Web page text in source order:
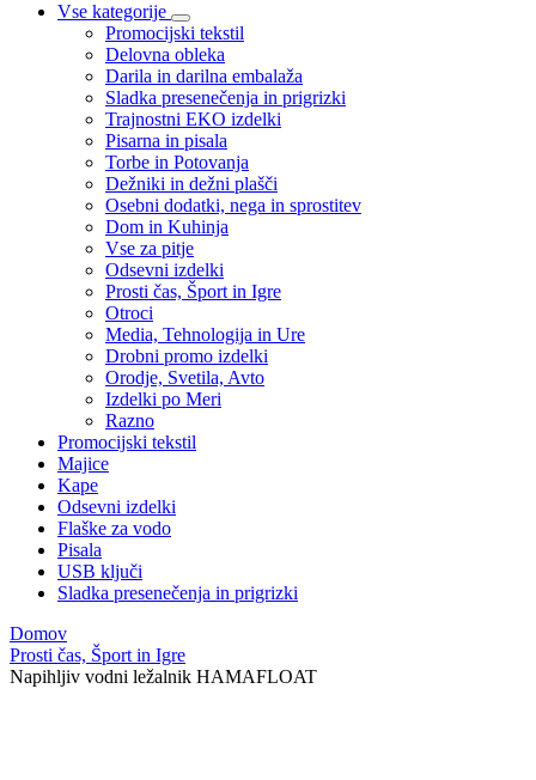
Vse kategorije
Promocijski tekstil
Delovna obleka
Darila in darilna embalaža
Sladka presenečenja in prigrizki
Trajnostni EKO izdelki
Pisarna in pisala
Torbe in Potovanja
Dežniki in dežni plašči
Osebni dodatki, nega in sprostitev
Dom in Kuhinja
Vse za pitje
Odsevni izdelki
Prosti čas, Šport in Igre
Otroci
Media, Tehnologija in Ure
Drobni promo izdelki
Orodje, Svetila, Avto
Izdelki po Meri
Razno
Promocijski tekstil
Majice
Kape
Odsevni izdelki
Flaške za vodo
Pisala
USB ključi
Sladka presenečenja in prigrizki
Domov
Prosti čas, Šport in Igre
Napihljiv vodni ležalnik HAMAFLOAT